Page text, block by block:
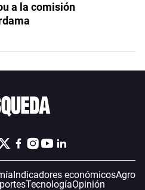
a la comisión
Indicadores económicosAgro
TecnologíaOpinión